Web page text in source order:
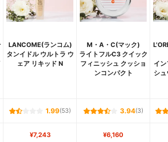
LANCOME(ランコム)
タンイドル ウルトラ ウ
ェア リキッド N
M・A・C(マック)
ライトフルC3 クイック
フィニッシュ クッショ
ンコンパクト
イン
シュ
1.99(53) 3.94(3)
¥7,243 ¥6,160